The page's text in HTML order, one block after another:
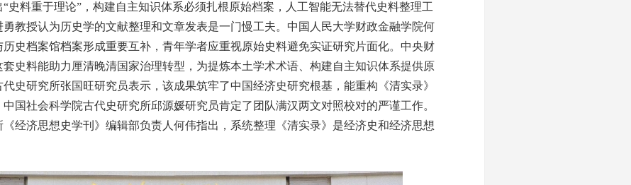
史料重于理论”，构建自主知识体系必须扎根原始档案，人工智能无法替代史料整理工
教授认为历史学的文献整理和文章发表是一门慢工夫。中国人民大学财政金融学院何
史档案馆档案形成重要互补，青年学者应重视原始史料避免实证研究片面化。中央财
史料能助力厘清晚清国家治理转型，为提炼本土学术术语、构建自主知识体系提供原
史研究所张国旺研究员表示，该成果筑牢了中国经济史研究根基，能重构《清实录》
国社会科学院古代史研究所邱源媛研究员肯定了团队满汉两文对照校对的严谨工作。
经济思想史学刊》编辑部负责人何伟指出，系统整理《清实录》是经济史和经济思想